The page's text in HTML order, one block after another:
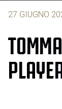
27 GIUGNO